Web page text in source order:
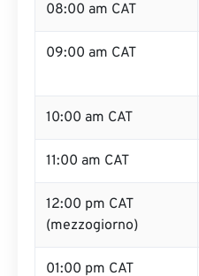
08:00 am CAT
09:00 am CAT
10:00 am CAT
11:00 am CAT
12:00 pm CAT
(mezzogiorno)
01:00 pm CAT